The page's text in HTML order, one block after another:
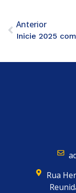
Anterior
Rua